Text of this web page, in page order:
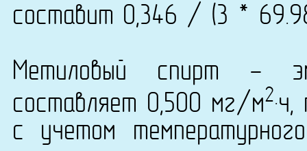
составит 0,346 / (3 *
Метиловый спирт -
составляет 0,500 мг/м2
с учетом